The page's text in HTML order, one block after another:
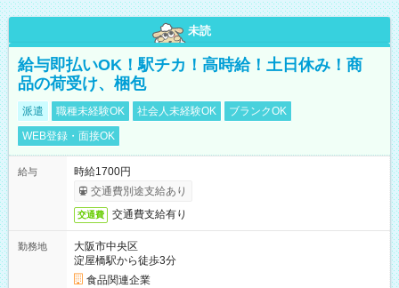
未読
給与即払いOK！駅チカ！高時給！土日休み！商
品の荷受け、梱包
派遣 職種未経験OK 社会人未経験OK
ブランクOK
WEB登録・面接OK
給与
時給1700円
交通費別途支給あり
交通費 交通費支給有り
勤務地
大阪市中央区
淀屋橋駅から徒歩3分
食品関連企業